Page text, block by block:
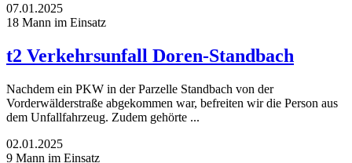
07.01.2025
18 Mann im Einsatz
t2 Verkehrsunfall Doren-Standbach
Nachdem ein PKW in der Parzelle Standbach von der
Vorderwälderstraße abgekommen war, befreiten wir die Person aus
dem Unfallfahrzeug. Zudem gehörte ...
02.01.2025
9 Mann im Einsatz